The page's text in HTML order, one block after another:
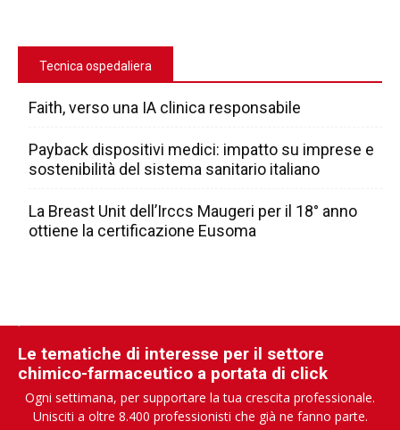
Tecnica ospedaliera
Faith, verso una IA clinica responsabile
Payback dispositivi medici: impatto su imprese e
sostenibilità del sistema sanitario italiano
La Breast Unit dell’Irccs Maugeri per il 18° anno
ottiene la certificazione Eusoma
Le tematiche di interesse per il settore
chimico-farmaceutico a portata di click
Ogni settimana, per supportare la tua crescita professionale.
Unisciti a oltre 8.400 professionisti che già ne fanno parte.